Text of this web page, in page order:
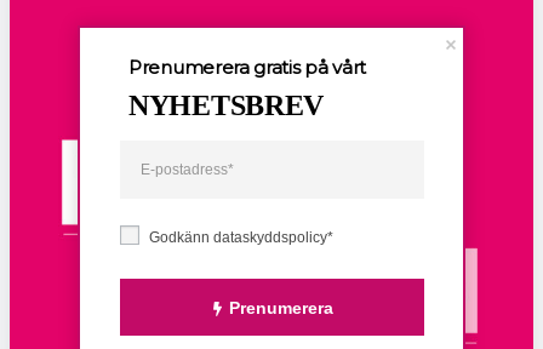
Godkänn dataskyddspolicy*
Prenumerera
Prenumerera gratis på vårt
NYHETSBREV